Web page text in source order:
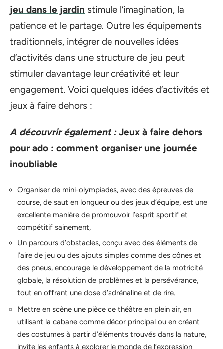
jeu dans le jardin stimule l’imagination, la
patience et le partage. Outre les équipements
traditionnels, intégrer de nouvelles idées
d’activités dans une structure de jeu peut
stimuler davantage leur créativité et leur
engagement. Voici quelques idées d’activités et
jeux à faire dehors :
A découvrir également : Jeux à faire dehors
pour ado : comment organiser une journée
inoubliable
Organiser de mini-olympiades, avec des épreuves de
course, de saut en longueur ou des jeux d’équipe, est une
excellente manière de promouvoir l’esprit sportif et
compétitif sainement,
Un parcours d’obstacles, conçu avec des éléments de
l’aire de jeu ou des ajouts simples comme des cônes et
des pneus, encourage le développement de la motricité
globale, la résolution de problèmes et la persévérance,
tout en offrant une dose d’adrénaline et de rire.
Mettre en scène une pièce de théâtre en plein air, en
utilisant la cabane comme décor principal ou en créant
des costumes à partir d’éléments trouvés dans la nature,
invite les enfants à explorer le monde de l’expression